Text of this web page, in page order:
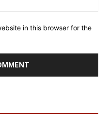
in this browser for the